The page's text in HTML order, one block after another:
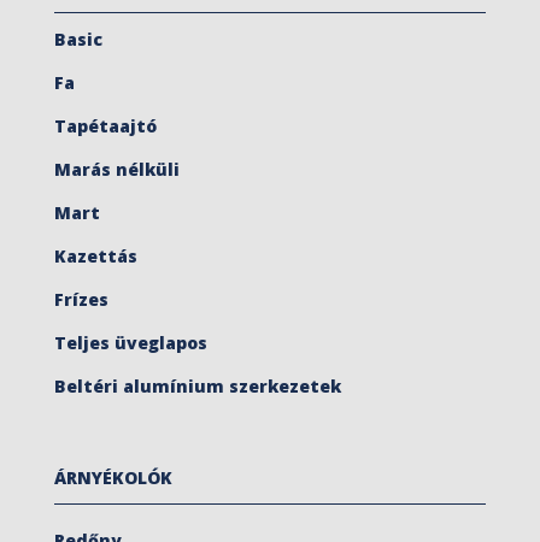
Basic
Fa
Tapétaajtó
Marás nélküli
Mart
Kazettás
Frízes
Teljes üveglapos
Beltéri alumínium szerkezetek
ÁRNYÉKOLÓK